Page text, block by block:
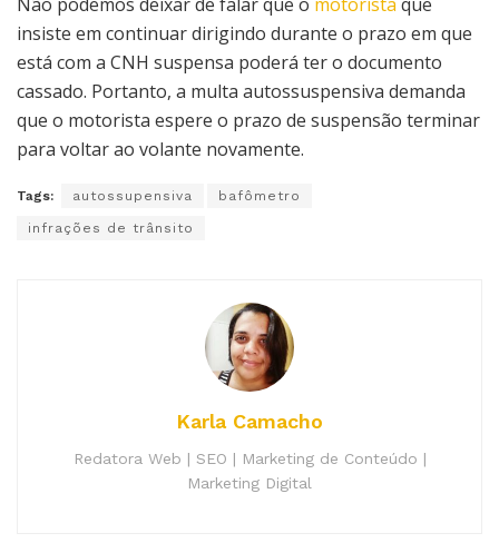
insiste em continuar dirigindo durante o prazo em que
está com a CNH suspensa poderá ter o documento
cassado. Portanto, a multa autossuspensiva demanda
que o motorista espere o prazo de suspensão terminar
para voltar ao volante novamente.
Tags: autossupensiva bafômetro
infrações de trânsito
Karla Camacho
Redatora Web | SEO | Marketing de Conteúdo |
Marketing Digital